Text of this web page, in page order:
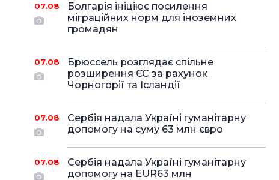
07.08
Болгарія ініціює посилення
міграційних норм для іноземних
громадян
07.08
Брюссель розглядає спільне
розширення ЄС за рахунок
Чорногорії та Ісландії
07.08
Сербія надала Україні гуманітарну
допомогу на суму 63 млн євро
07.08
Сербія надала Україні гуманітарну
допомогу на EUR63 млн